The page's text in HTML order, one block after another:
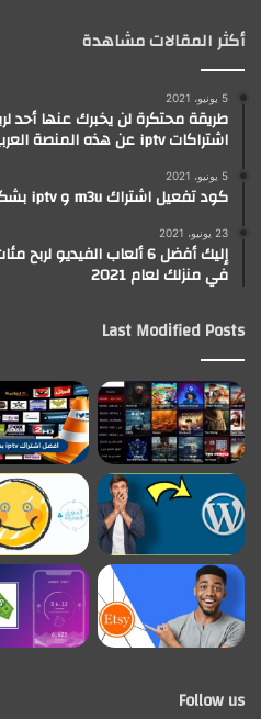
أكثر المقالات مشاهدة
5 يونيو، 2021
طريقة محتكرة لن يخبرك عنها أحد
اشتراكات iptv عن هذه المنصة العربية الرائعة
5 يونيو، 2021
كود تفعيل اشتراك m3u و iptv بشكل مجاني اكثر من 1500 كود
23 يونيو، 2021
إليك أفضل 6 ألعاب
في منزلك لعام 2021
Last Modified Posts
Follow us